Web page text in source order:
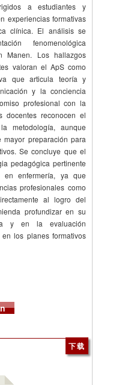
a estudiantes y
experiencias formativas
clínica. El análisis se
fenomenológica
Manen. Los hallazgos
valoran el ApS como
que articula teoría y
y la conciencia
profesional con la
docentes reconocen el
metodología, aunque
preparación para
Se concluye que el
pedagógica pertinente
en enfermería, ya que
profesionales como
al logro del
profundizar en su
y en la evaluación
los planes formativos
下载